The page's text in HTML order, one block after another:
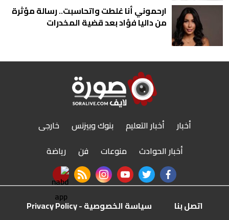
ارحموني أنا غلطت واتحاسبت.. رسالة مؤثرة
من داليا فؤاد بعد قضية المخدرات
أخبار أخبار التعليم بنوك وبيزنس
خارجى
أخبار الحوادث
منوعات فن
رياضة
facebook
twitter
youtube
instagram
rss feed
nabd app
اتصل بنا سياسة الخصوصية - Privacy Policy